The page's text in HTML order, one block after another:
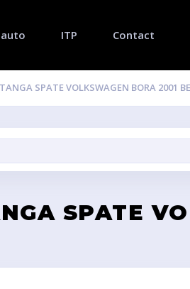
auto ITP Contact
SPATE VOLKSWAGEN BORA 2001
SPATE